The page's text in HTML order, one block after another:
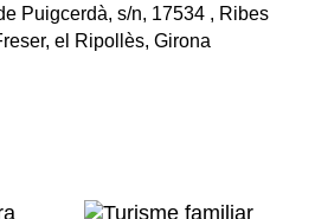
Puigcerdà, s/n, 17534 , Ribes
el Ripollès, Girona